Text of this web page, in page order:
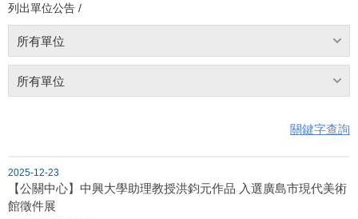
列出單位公告 /
所有單位
所有單位
關鍵字查詢
2025-12-23
【公關中心】中興大學助理教授洪鈞元作品 入選廣島市現代美術
館徵件展